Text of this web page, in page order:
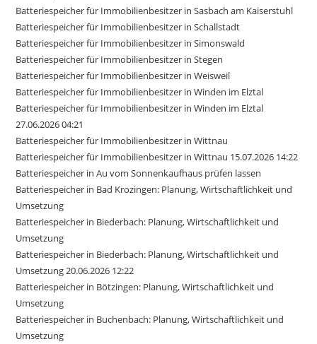
Batteriespeicher für Immobilienbesitzer in Sasbach am Kaiserstuhl
Batteriespeicher für Immobilienbesitzer in Schallstadt
Batteriespeicher für Immobilienbesitzer in Simonswald
Batteriespeicher für Immobilienbesitzer in Stegen
Batteriespeicher für Immobilienbesitzer in Weisweil
Batteriespeicher für Immobilienbesitzer in Winden im Elztal
Batteriespeicher für Immobilienbesitzer in Winden im Elztal
27.06.2026 04:21
Batteriespeicher für Immobilienbesitzer in Wittnau
Batteriespeicher für Immobilienbesitzer in Wittnau 15.07.2026 14:22
Batteriespeicher in Au vom Sonnenkaufhaus prüfen lassen
Batteriespeicher in Bad Krozingen: Planung, Wirtschaftlichkeit und
Umsetzung
Batteriespeicher in Biederbach: Planung, Wirtschaftlichkeit und
Umsetzung
Batteriespeicher in Biederbach: Planung, Wirtschaftlichkeit und
Umsetzung 20.06.2026 12:22
Batteriespeicher in Bötzingen: Planung, Wirtschaftlichkeit und
Umsetzung
Batteriespeicher in Buchenbach: Planung, Wirtschaftlichkeit und
Umsetzung